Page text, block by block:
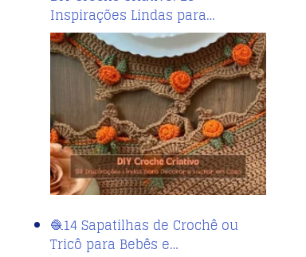
Inspirações Lindas para…
🧶14 Sapatilhas de Crochê ou
Tricô para Bebês e…